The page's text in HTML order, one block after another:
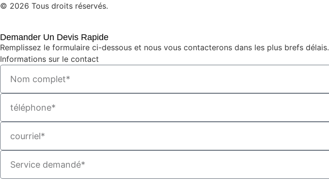
© 2026 Tous droits réservés.
Demander Un Devis Rapide
Remplissez le formulaire ci-dessous et nous vous contacterons dans les plus brefs délais.
Informations sur le contact